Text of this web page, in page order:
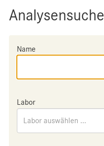
Analysensuche
Name
Labor
Labor auswählen ...